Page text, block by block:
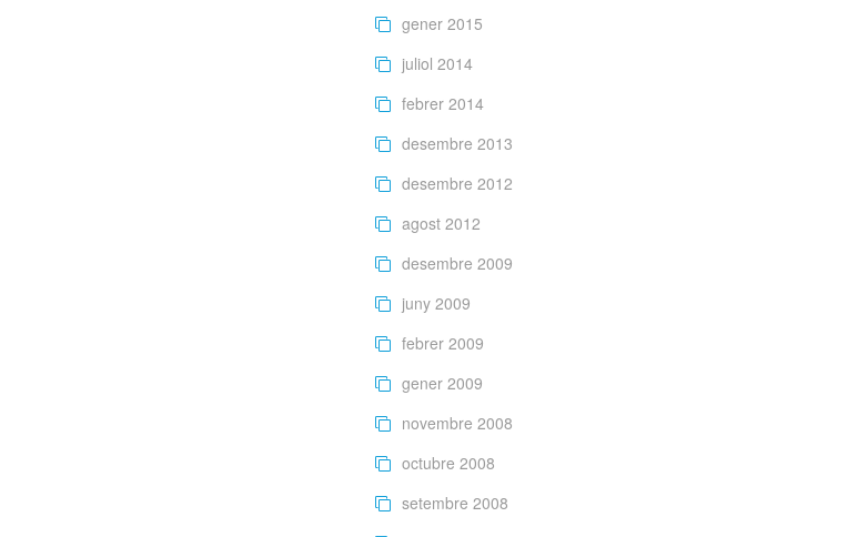
gener 2015
juliol 2014
febrer 2014
desembre 2013
desembre 2012
agost 2012
desembre 2009
juny 2009
febrer 2009
gener 2009
novembre 2008
octubre 2008
setembre 2008